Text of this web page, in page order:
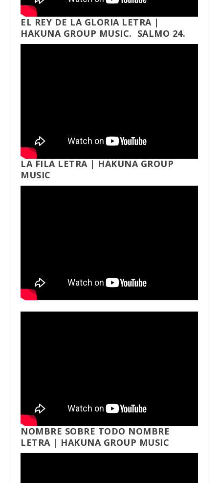
EL REY DE LA GLORIA LETRA |
HAKUNA GROUP MUSIC. SALMO 24.
LA FILA LETRA | HAKUNA GROUP
MUSIC
NOMBRE SOBRE TODO NOMBRE
LETRA | HAKUNA GROUP MUSIC